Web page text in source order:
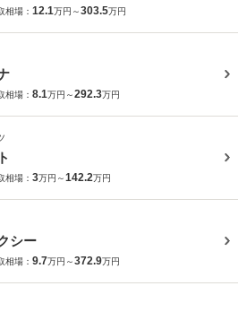
相場： 12.1万円～303.5万円
相場： 8.1万円～292.3万円
相場： 3万円～142.2万円
シー
相場： 9.7万円～372.9万円